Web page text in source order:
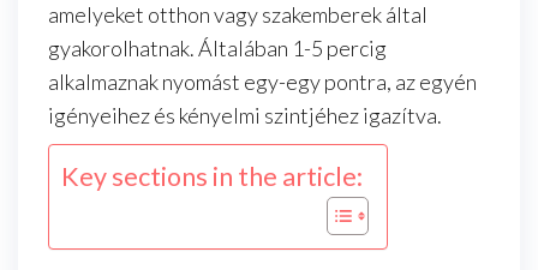
amelyeket otthon vagy szakemberek által
gyakorolhatnak. Általában 1-5 percig
alkalmaznak nyomást egy-egy pontra, az egyén
igényeihez és kényelmi szintjéhez igazítva.
Key sections in the article: